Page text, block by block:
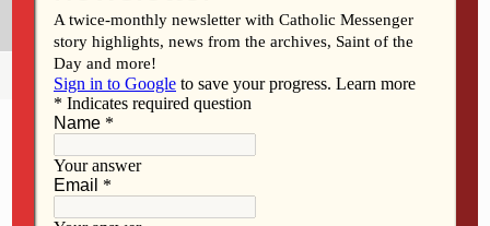
Share Tweet Mail